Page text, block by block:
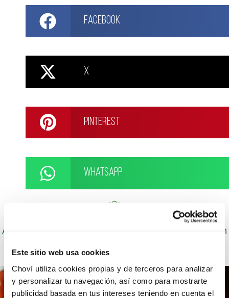
Este sitio web usa cookies
Choví utiliza cookies propias y de terceros para analizar
y personalizar tu navegación, así como para mostrarte
publicidad basada en tus intereses teniendo en cuenta el
Facebook
X
Pinterest
WhatsApp
Autor: Cocineros de Choví, expertos en recetas con